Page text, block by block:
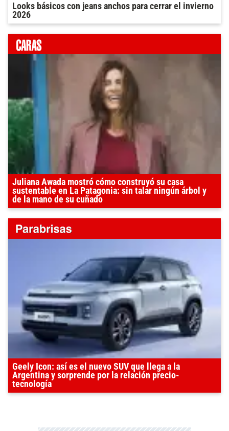
Looks básicos con jeans anchos para cerrar el invierno
2026
Juliana Awada mostró cómo construyó su casa
sustentable en La Patagonia: sin talar ningún árbol y
de la mano de su cuñado
Geely Icon: así es el nuevo SUV que llega a la
Argentina y sorprende por la relación precio-
tecnología